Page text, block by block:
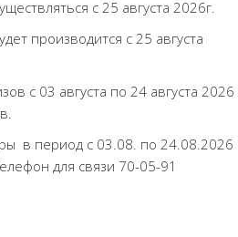
с 25 августа 2026г.
производится с 25 августа
с 03 августа по 24 августа 2026
в период с 03.08. по 24.08.2026
для связи 70-05-91